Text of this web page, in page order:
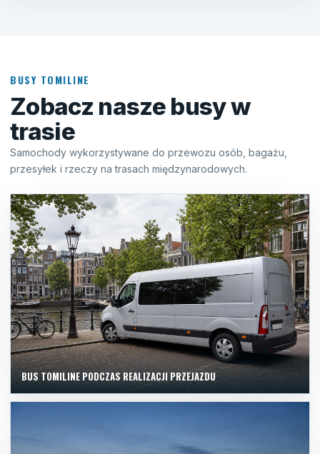
BUSY TOMILINE
Zobacz nasze busy w
trasie
Samochody wykorzystywane do przewozu osób, bagażu,
przesyłek i rzeczy na trasach międzynarodowych.
BUS TOMILINE PODCZAS REALIZACJI PRZEJAZDU